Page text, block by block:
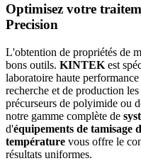
Optimisez votre
Precision
L'obtention de propriétés de
bons outils. KINTEK est
laboratoire haute
recherche et de production
précurseurs de polyimide ou
notre gamme complète de
d'équipements de tamisage
température vous offre le
résultats uniformes.